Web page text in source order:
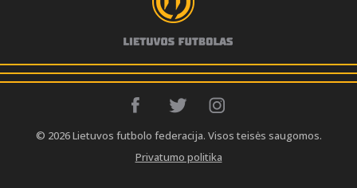
© 2026 Lietuvos futbolo federacija. Visos teisės saugomos.
Privatumo politika